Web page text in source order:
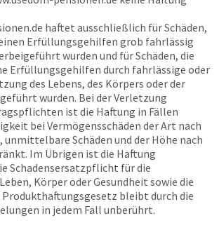
haftet ausschließlich für Schäden,
Erfüllungsgehilfen grob fahrlässig
wurden und für Schäden, die
Erfüllungsgehilfen durch fahrlässige oder
des Lebens, des Körpers oder der
wurden. Bei der Verletzung
ist die Haftung in Fällen
bei Vermögensschäden der Art nach
unmittelbare Schäden und der Höhe nach
Im Übrigen ist die Haftung
Schadensersatzpflicht für die
Körper oder Gesundheit sowie die
Produkthaftungsgesetz bleibt durch die
in jedem Fall unberührt.